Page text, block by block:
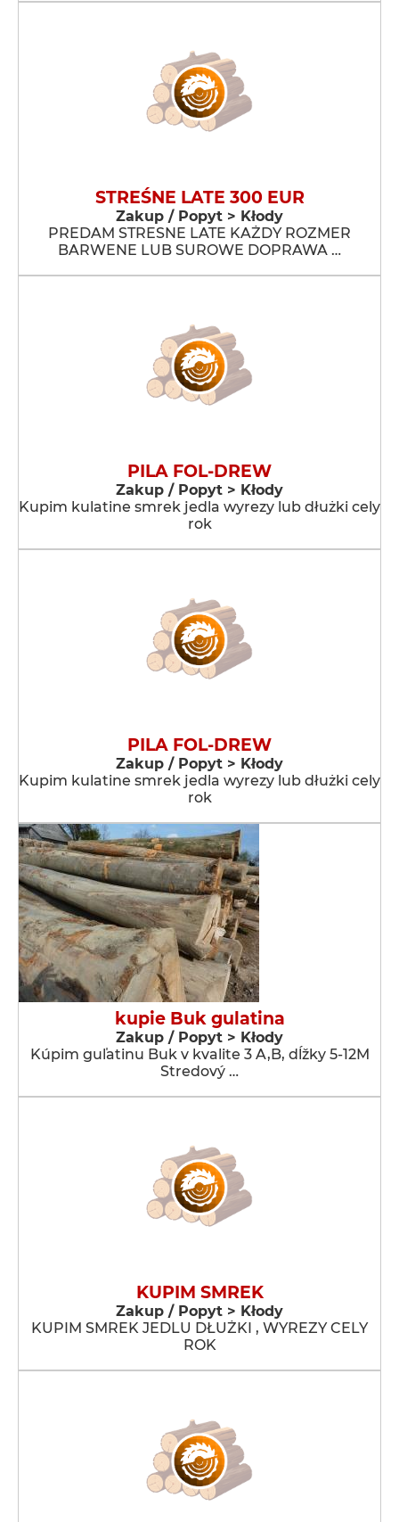
STREŚNE LATE 300 EUR
Zakup / Popyt > Kłody
PREDAM STRESNE LATE KAŻDY ROZMER
BARWENE LUB SUROWE DOPRAWA …
PILA FOL-DREW
Zakup / Popyt > Kłody
Kupim kulatine smrek jedla wyrezy lub dłużki cely
rok
PILA FOL-DREW
Zakup / Popyt > Kłody
Kupim kulatine smrek jedla wyrezy lub dłużki cely
rok
kupie Buk gulatina
Zakup / Popyt > Kłody
Kúpim guľatinu Buk v kvalite 3 A,B, dĺžky 5-12M
Stredový …
KUPIM SMREK
Zakup / Popyt > Kłody
KUPIM SMREK JEDLU DŁUŻKI , WYREZY CELY
ROK